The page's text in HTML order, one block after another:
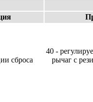
сброса
40 -
рычаг с